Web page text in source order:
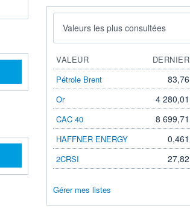
Valeurs les plus consultées
VALEUR DERNIER
Pétrole Brent
83,76
Or 4 280,01
CAC 40 8 699,71
HAFFNER ENERGY 0,461
2CRSI 27,82
Gérer mes listes